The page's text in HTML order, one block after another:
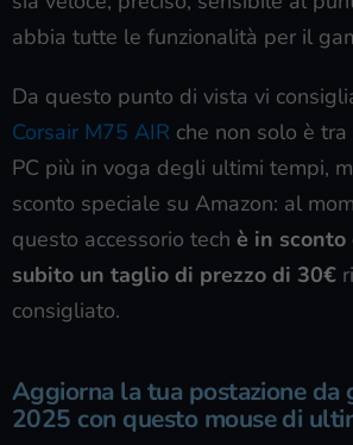
abbia tutte le funzionalità per il
Da questo punto di vista vi
Corsair M75 AIR che non solo è
PC più in voga degli ultimi tempi,
sconto speciale su Amazon: al
questo accessorio tech è in sconto
subito un taglio di prezzo di 30€
consigliato.
Aggiorna la tua postazione da
2025 con questo mouse di